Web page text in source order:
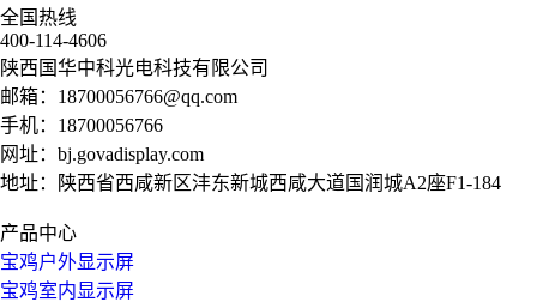
全国热线
400-114-4606
陕西国华中科光电科技有限公司
邮箱： 18700056766@qq.com
手机： 18700056766
网址： bj.govadisplay.com
地址：陕西省西咸新区沣东新城西咸大道国润城A2座F1-184
产品中心
宝鸡户外显示屏
宝鸡室内显示屏